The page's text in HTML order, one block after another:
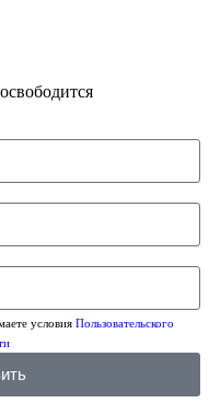
условия Пользовательского